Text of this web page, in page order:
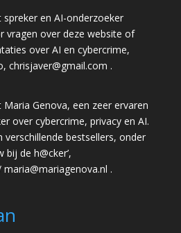
en AI-onderzoeker
vragen over deze website of
over AI en cybercrime,
chrisjaver@gmail.com .
Genova, een zeer ervaren
over cybercrime, privacy en AI.
verschillende bestsellers, onder
bij de h@cker’,
maria@mariagenova.nl .